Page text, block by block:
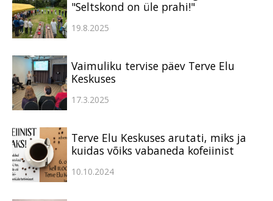
"Seltskond on üle prahi!"
19.8.2025
Vaimuliku tervise päev Terve Elu
Keskuses
17.3.2025
Terve Elu Keskuses arutati, miks ja
kuidas võiks vabaneda kofeiinist
10.10.2024